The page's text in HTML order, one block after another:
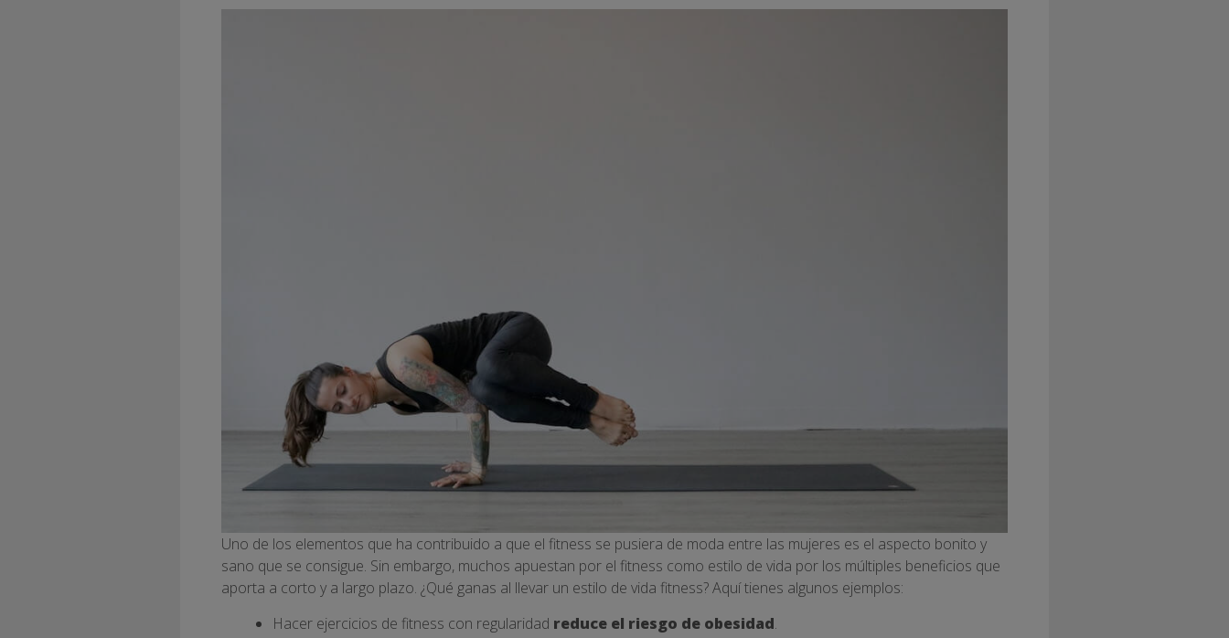
Uno de los elementos que ha contribuido a que el fitness se pusiera de moda entre las mujeres es el aspecto bonito y
sano que se consigue. Sin embargo, muchos apuestan por el fitness como estilo de vida por los múltiples beneficios que
aporta a corto y a largo plazo. ¿Qué ganas al llevar un estilo de vida fitness? Aquí tienes algunos ejemplos:
Hacer ejercicios de fitness con regularidad reduce el riesgo de obesidad.